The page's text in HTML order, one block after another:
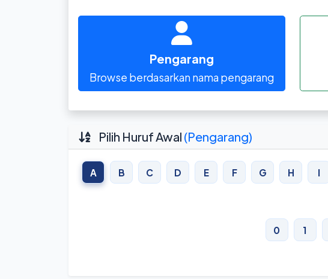
Pengarang
Browse berdasarkan nama pengarang
Pilih Huruf Awal (Pengarang)
A B C D E F G H I
0 1